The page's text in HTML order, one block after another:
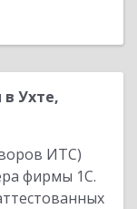
Ухте,
ИТС)
фирмы 1С.